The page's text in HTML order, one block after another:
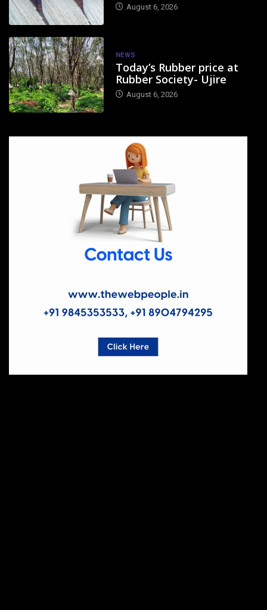
August 6, 2026
NEWS
Today’s Rubber price at
Rubber Society- Ujire
August 6, 2026